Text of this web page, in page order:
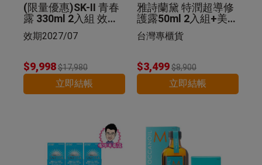
(限量優惠)SK-II 青春
露 330ml 2入組 效期2
027/07
效期2027/07
$9,998$17,980
立即結帳
雅詩蘭黛 特潤超導修
護露50ml 2入組+美肌
乳 5ml 公司貨
台灣專櫃貨
$3,499$8,900
立即結帳